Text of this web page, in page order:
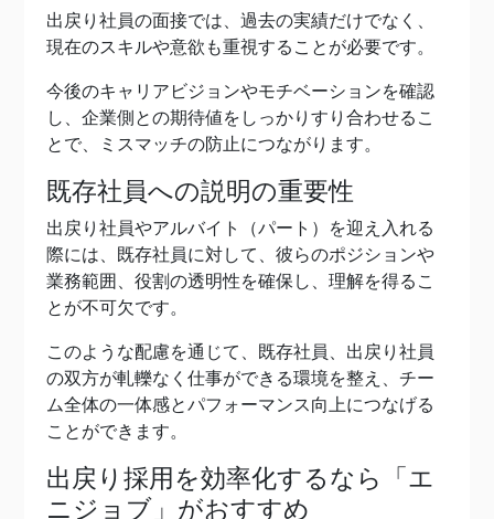
出戻り社員の面接では、過去の実績だけでなく、
現在のスキルや意欲も重視することが必要です。
今後のキャリアビジョンやモチベーションを確認
し、企業側との期待値をしっかりすり合わせるこ
とで、ミスマッチの防止につながります。
既存社員への説明の重要性
出戻り社員やアルバイト（パート）を迎え入れる
際には、既存社員に対して、彼らのポジションや
業務範囲、役割の透明性を確保し、理解を得るこ
とが不可欠です。
このような配慮を通じて、既存社員、出戻り社員
の双方が軋轢なく仕事ができる環境を整え、チー
ム全体の一体感とパフォーマンス向上につなげる
ことができます。
出戻り採用を効率化するなら「エ
ニジョブ」がおすすめ